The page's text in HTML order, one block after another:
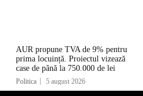
AUR propune TVA de 9% pentru
prima locuință. Proiectul vizează
case de până la 750.000 de lei
Politica 5 august 2026